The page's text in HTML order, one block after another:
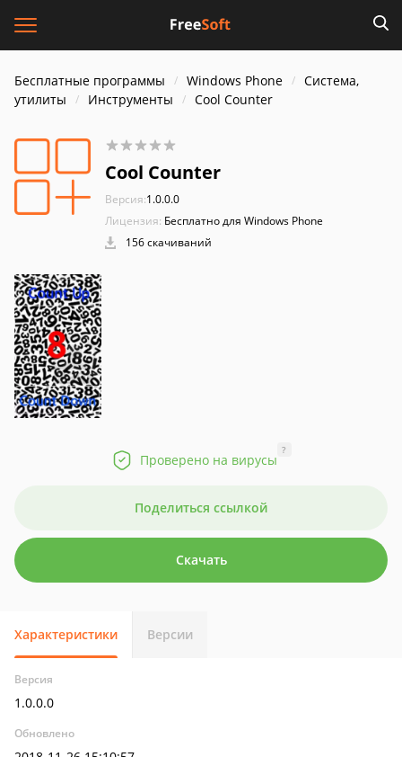
Бесплатные программы Windows Phone
Система,
утилиты
Инструменты Cool Counter
Cool Counter
Версия:1.0.0.0
Лицензия: Бесплатно для Windows Phone
156 скачиваний
Проверено на вирусы
?
Поделиться ссылкой
Скачать
Характеристики Версии
Версия
1.0.0.0
Обновлено